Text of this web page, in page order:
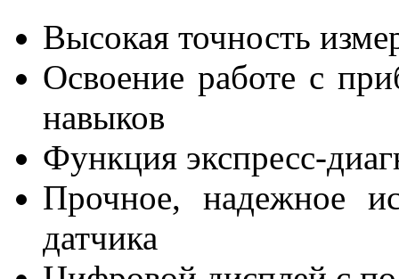
Высокая точность
Освоение работе с
навыков
Функция экспресс-
Прочное, надежное
датчика